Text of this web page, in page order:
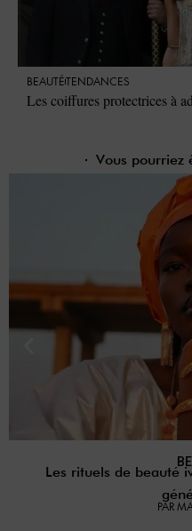
BEAUTÉTENDANCES
Les coiffures protectrices à
Vous pourriez
Les rituels de beauté
PAR